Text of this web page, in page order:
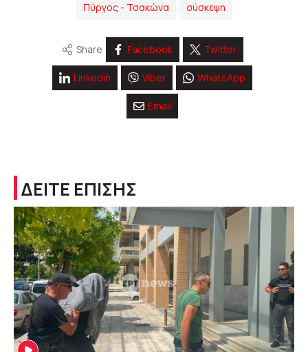
Πύργος - Τσακώνα σύσκεψη
Share Facebook Twitter
Linkedin Viber WhatsApp
Email
ΔΕΙΤΕ ΕΠΙΣΗΣ